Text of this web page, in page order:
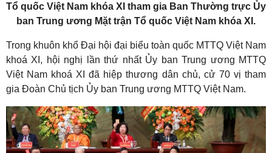
Tổ quốc Việt Nam khóa XI tham gia Ban Thường trực Ủy
ban Trung ương Mặt trận Tổ quốc Việt Nam khóa XI.
Trong khuôn khổ Đại hội đại biểu toàn quốc MTTQ Việt Nam
khoá XI, hội nghị lần thứ nhất Ủy ban Trung ương MTTQ
Việt Nam khoá XI đã hiệp thương dân chủ, cử 70 vị tham
gia Đoàn Chủ tịch Ủy ban Trung ương MTTQ Việt Nam.